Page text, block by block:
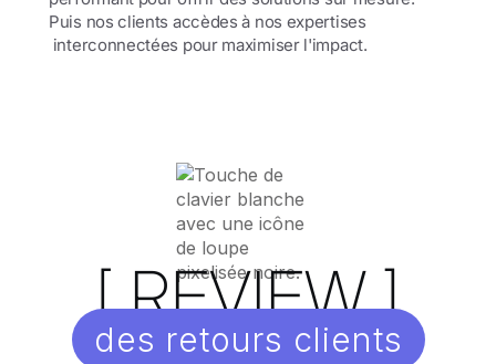
Puis nos clients accèdes à nos expertises
interconnectées pour maximiser l'impact.
[ REVIEW ]
des retours clients